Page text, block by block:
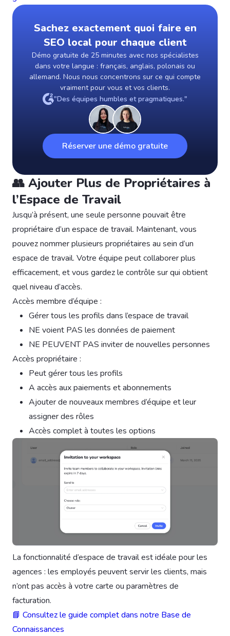
Sachez exactement quoi faire en
SEO local pour chaque client
Démo gratuite de 25 minutes avec nos spécialistes
dans votre langue : français, anglais, polonais ou
allemand. Nous nous concentrons sur ce qui compte
vraiment pour vous et vos clients.
"Des équipes humbles et pragmatiques."
Réserver une démo gratuite
👥 Ajouter Plus de Propriétaires à
l’Espace de Travail
Jusqu’à présent, une seule personne pouvait être
propriétaire d’un espace de travail. Maintenant, vous
pouvez nommer plusieurs propriétaires au sein d’un
espace de travail. Votre équipe peut collaborer plus
efficacement, et vous gardez le contrôle sur qui obtient
quel niveau d’accès.
Accès membre d’équipe :
Gérer tous les profils dans l’espace de travail
NE voient PAS les données de paiement
NE PEUVENT PAS inviter de nouvelles personnes
Accès propriétaire :
Peut gérer tous les profils
A accès aux paiements et abonnements
Ajouter de nouveaux membres d’équipe et leur
assigner des rôles
Accès complet à toutes les options
La fonctionnalité d’espace de travail est idéale pour les
agences : les employés peuvent servir les clients, mais
n’ont pas accès à votre carte ou paramètres de
facturation.
📘 Consultez le guide complet dans notre Base de
Connaissances